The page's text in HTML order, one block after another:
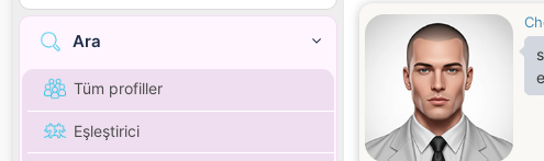
Ara
Tüm profiller
Eşleştirici